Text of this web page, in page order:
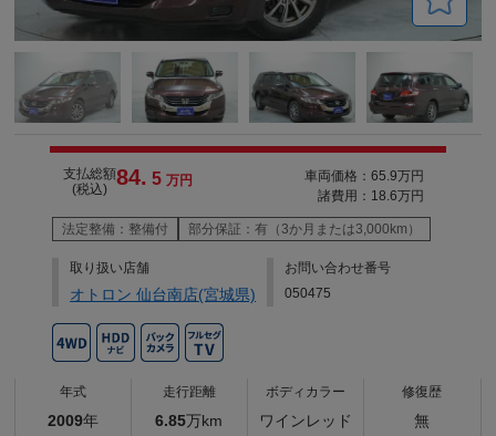
支払総額
(税込) 84. 5 万円
車両価格：65.9万円
諸費用：18.6万円
法定整備：整備付 部分保証：有（3か月または3,000km）
取り扱い店舗
オトロン 仙台南店(宮城県)
お問い合わせ番号
050475
年式
2009年
走行距離
6.85万km
ボディカラー
ワインレッド
修復歴
無